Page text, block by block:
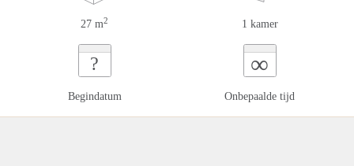
27 m2 1 kamer
?
Begindatum
∞
Onbepaalde tijd